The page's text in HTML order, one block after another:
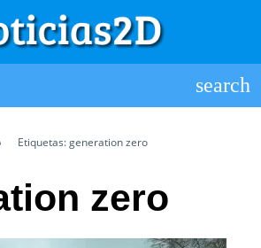
Etiquetas: generation zero
zero